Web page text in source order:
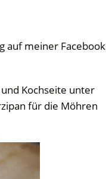
auf meiner Facebook
Kochseite unter
für die Möhren